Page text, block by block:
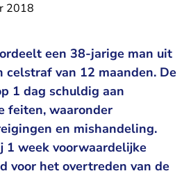
2018
een 38-jarige man uit
van 12 maanden. De
1 dag schuldig aan
feiten, waaronder
en mishandeling.
1 week voorwaardelijke
voor het overtreden van de